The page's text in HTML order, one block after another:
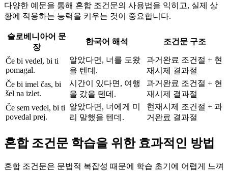
다양한 예문을 통해 혼합 조건문의 사용법을 익히고, 실제 상
황에 적용하는 능력을 키우는 것이 중요합니다.
슬로베니아어 문
장
한국어 해석 조건문 구조
Če bi vedel, bi ti
pomagal.
알았다면, 너를 도왔
을 텐데.
과거완료 조건절 + 현
재시제 결과절
Če bi imel čas, bi
šel na izlet.
시간이 있다면, 여행
을 갔을 텐데.
과거완료 조건절 + 현
재시제 결과절
Če sem vedel, bi ti
povedal prej.
알았다면, 너에게 미
리 말했을 텐데.
현재시제 조건절 + 과
거완료 결과절
혼합 조건문 학습을 위한 효과적인 방법
혼합 조건문은 문법적 복잡성 때문에 학습 초기에 어렵게 느껴